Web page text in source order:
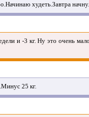
худеть.Завтра начну.
и -3 кг. Ну это очень
25 кг.